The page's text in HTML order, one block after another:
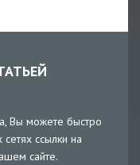
Вы можете быстро
ссылки на
сайте.